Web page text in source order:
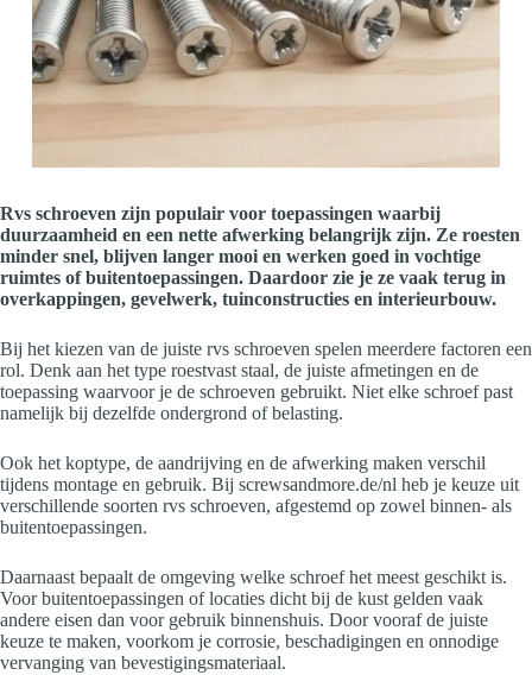
Rvs schroeven zijn populair voor toepassingen waarbij
duurzaamheid en een nette afwerking belangrijk zijn. Ze roesten
minder snel, blijven langer mooi en werken goed in vochtige
ruimtes of buitentoepassingen. Daardoor zie je ze vaak terug in
overkappingen, gevelwerk, tuinconstructies en interieurbouw.
Bij het kiezen van de juiste rvs schroeven spelen meerdere factoren een
rol. Denk aan het type roestvast staal, de juiste afmetingen en de
toepassing waarvoor je de schroeven gebruikt. Niet elke schroef past
namelijk bij dezelfde ondergrond of belasting.
Ook het koptype, de aandrijving en de afwerking maken verschil
tijdens montage en gebruik. Bij screwsandmore.de/nl heb je keuze uit
verschillende soorten rvs schroeven, afgestemd op zowel binnen- als
buitentoepassingen.
Daarnaast bepaalt de omgeving welke schroef het meest geschikt is.
Voor buitentoepassingen of locaties dicht bij de kust gelden vaak
andere eisen dan voor gebruik binnenshuis. Door vooraf de juiste
keuze te maken, voorkom je corrosie, beschadigingen en onnodige
vervanging van bevestigingsmateriaal.